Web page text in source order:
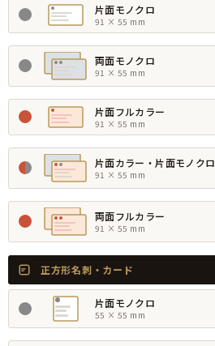
片面モノクロ
91 × 55 mm
両面モノクロ
91 × 55 mm
片面フルカラー
91 × 55 mm
片面カラー・片面モノクロ
91 × 55 mm
両面フルカラー
91 × 55 mm
正方形名刺・カード
片面モノクロ
55 × 55 mm